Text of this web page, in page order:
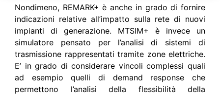
Nondimeno, REMARK+ è anche in grado di fornire
indicazioni relative all’impatto sulla rete di nuovi
impianti di generazione. MTSIM+ è invece un
simulatore pensato per l’analisi di sistemi di
trasmissione rappresentati tramite zone elettriche.
E’ in grado di considerare vincoli complessi quali
ad esempio quelli di demand response che
permettono l’analisi della flessibilità della